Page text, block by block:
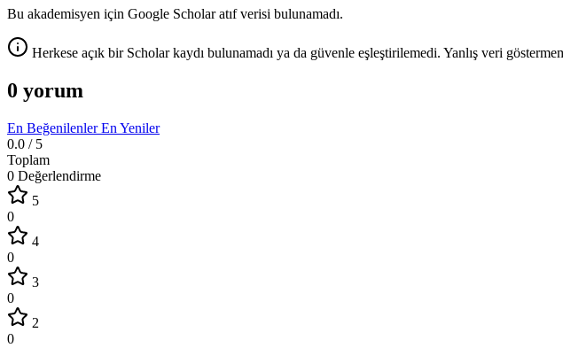
Bu akademisyen için Google Scholar atıf verisi bulunamadı.
Herkese açık bir Scholar kaydı bulunamadı ya da güvenle eşleştirilemedi. Yanlış veri
0 yorum
En BeğenilenlerEn Yeniler
0.0 / 5
Toplam
0 Değerlendirme
5
0
4
0
3
0
2
0